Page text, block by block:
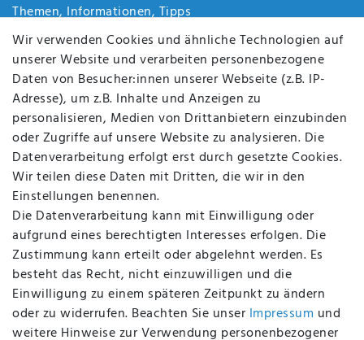
Themen, Informationen, Tipps
Jobs
Über uns
Kontakt
Datenschutz
AGB
FAQ
Batterieentsorgung
Altölverordnung
Impressum
BEQUEM UND SICHER BEZAHLEN MIT
Wir verwenden Cookies und ähnliche Technologien auf
unserer Website und verarbeiten personenbezogene
Daten von Besucher:innen unserer Webseite (z.B. IP-
Adresse), um z.B. Inhalte und Anzeigen zu
personalisieren, Medien von Drittanbietern einzubinden
oder Zugriffe auf unsere Website zu analysieren. Die
Datenverarbeitung erfolgt erst durch gesetzte Cookies.
Wir teilen diese Daten mit Dritten, die wir in den
Einstellungen benennen.
Die Datenverarbeitung kann mit Einwilligung oder
aufgrund eines berechtigten Interesses erfolgen. Die
Zustimmung kann erteilt oder abgelehnt werden. Es
besteht das Recht, nicht einzuwilligen und die
Einwilligung zu einem späteren Zeitpunkt zu ändern
oder zu widerrufen. Beachten Sie unser Impressum und
weitere Hinweise zur Verwendung personenbezogener